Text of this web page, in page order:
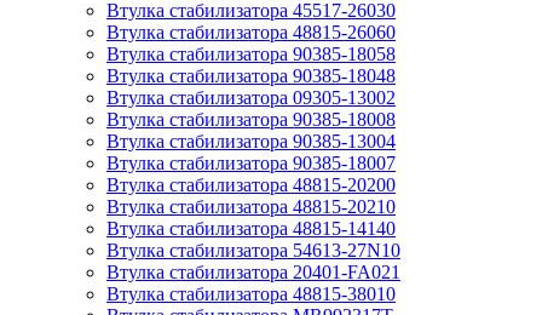
Втулка стабилизатора 45517-26030
Втулка стабилизатора 48815-26060
Втулка стабилизатора 90385-18058
Втулка стабилизатора 90385-18048
Втулка стабилизатора 09305-13002
Втулка стабилизатора 90385-18008
Втулка стабилизатора 90385-13004
Втулка стабилизатора 90385-18007
Втулка стабилизатора 48815-20200
Втулка стабилизатора 48815-20210
Втулка стабилизатора 48815-14140
Втулка стабилизатора 54613-27N10
Втулка стабилизатора 20401-FA021
Втулка стабилизатора 48815-38010